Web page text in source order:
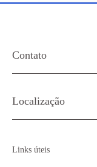
Contato
Localização
Links úteis